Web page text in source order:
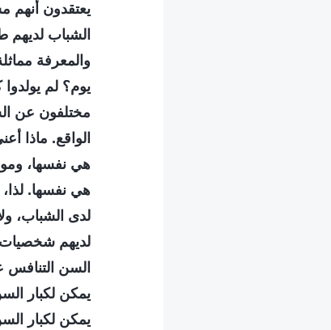
يعتقدون أنهم
الشباب لديهم
والمعرفة
يوم؟ لم
مختلفون عن
الواقع. ماذا
هي نفسها،
هي نفسها.
لدى الشباب،
لديهم شخصيات
السن التنافس
يمكن لكبار
يمكن لكبار